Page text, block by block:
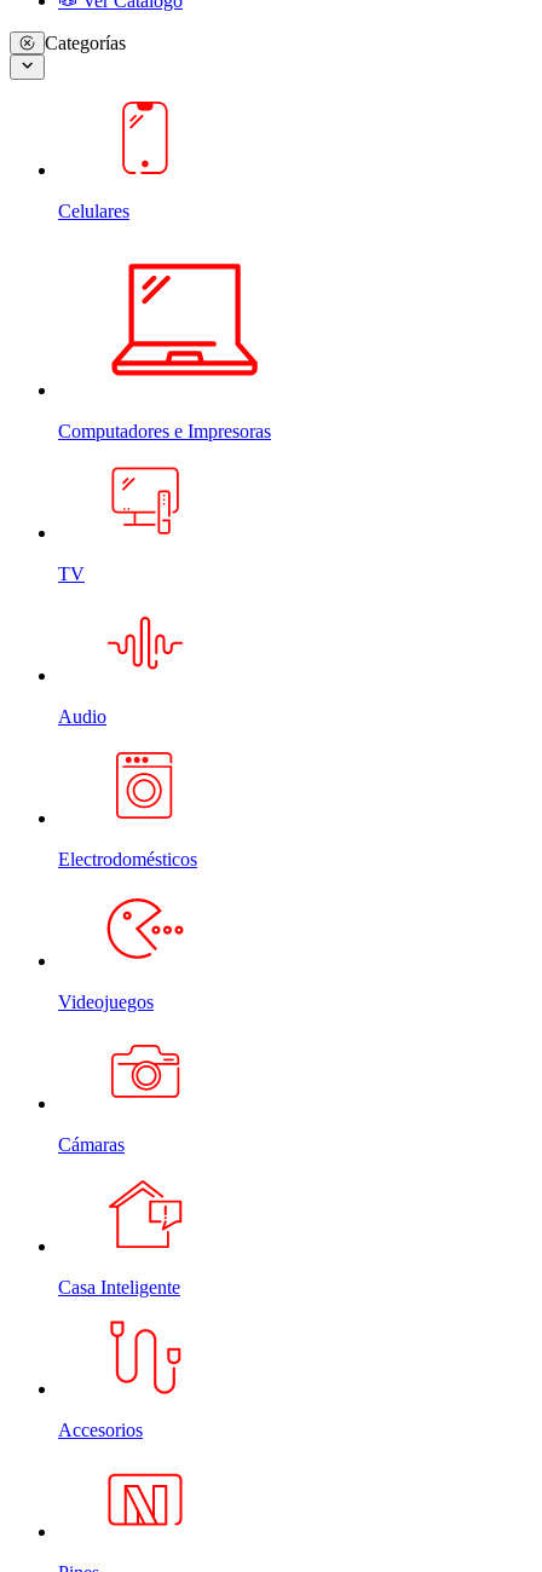
Categorías
Celulares
Computadores e Impresoras
TV
Audio
Electrodomésticos
Videojuegos
Cámaras
Casa Inteligente
Accesorios